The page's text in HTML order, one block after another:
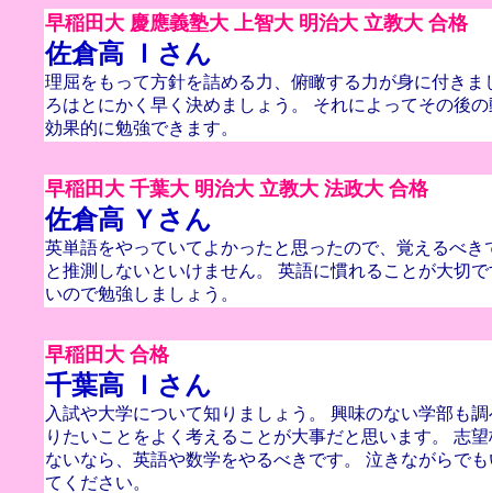
早稲田大 慶應義塾大 上智大 明治大 立教大 合格
佐倉高 Ｉさん
理屈をもって方針を詰める力、俯瞰する力が身に付きま
ろはとにかく早く決めましょう。 それによってその後
効果的に勉強できます。
早稲田大 千葉大 明治大 立教大 法政大 合格
佐倉高 Ｙさん
英単語をやっていてよかったと思ったので、覚えるべき
と推測しないといけません。 英語に慣れることが大切
いので勉強しましょう。
早稲田大 合格
千葉高 Ｉさん
入試や大学について知りましょう。 興味のない学部も
りたいことをよく考えることが大事だと思います。 志
ないなら、英語や数学をやるべきです。 泣きながらで
てください。